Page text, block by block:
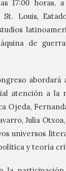
17:00 horas,
Louis,
de
abordará
atención a la
Ojeda,
Julia
universos
y teoría